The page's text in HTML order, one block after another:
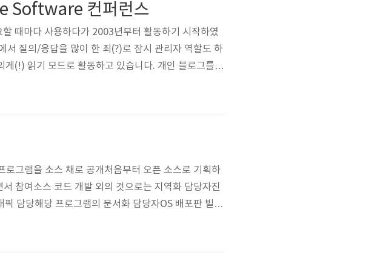
Software 컨퍼런스
때마다 사용하다가 2003년부터 활동하기 시작하였
질의/응답을 많이 한 죄(?)로 잠시 관리자 역할도 하
(!) 읽기 모드로 활동하고 있습니다. 개인 블로그를
권순선님의 의지가 겹쳐 글을 쓰면서도 중복 포스팅
그램을 소스 채로 공개처음부터 오픈 소스로 기획하
참여소스 코드 개발 외의 것으로는 지역화 담당자진
담당해당 프로그램의 문서화 담당자OS 배포판 빌드
위와 같은 경우들이 있지만, 그것 보다 중요한 것은